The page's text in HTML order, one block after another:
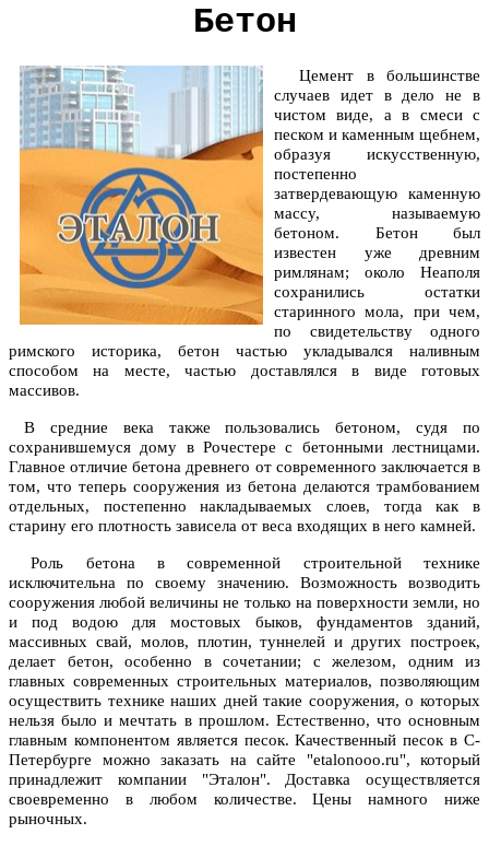
Бетон
Цемент в большинстве
случаев идет в дело не в
чистом виде, а в смеси с
песком и каменным щебнем,
образуя искусственную,
постепенно
затвердевающую каменную
массу, называемую
бетоном. Бетон был
известен уже древним
римлянам; около Неаполя
сохранились остатки
старинного мола, при чем,
по свидетельству одного
римского историка, бетон частью укладывался наливным
способом на месте, частью доставлялся в виде готовых
массивов.
В средние века также пользовались бетоном, судя по
сохранившемуся дому в Рочестере с бетонными лестницами.
Главное отличие бетона древнего от современного заключается в
том, что теперь сооружения из бетона делаются трамбованием
отдельных, постепенно накладываемых слоев, тогда как в
старину его плотность зависела от веса входящих в него камней.
Роль бетона в современной строительной технике
исключительна по своему значению. Возможность возводить
сооружения любой величины не только на поверхности земли, но
и под водою для мостовых быков, фундаментов зданий,
массивных свай, молов, плотин, туннелей и других построек,
делает бетон, особенно в сочетании; с железом, одним из
главных современных строительных материалов, позволяющим
осуществить технике наших дней такие сооружения, о которых
нельзя было и мечтать в прошлом. Естественно, что основным
главным компонентом является песок. Качественный песок в С-
Петербурге можно заказать на сайте "etalonooo.ru", который
принадлежит компании "Эталон". Доставка осуществляется
своевременно в любом количестве. Цены намного ниже
рыночных.